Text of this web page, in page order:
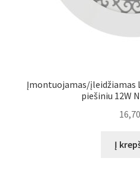
Įmontuojamas/įleidžiamas
piešiniu 12W
16,70
Į